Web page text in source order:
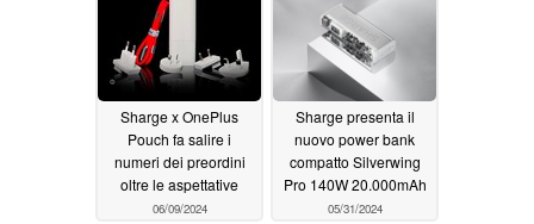
Sharge x OnePlus
Pouch fa salire i
numeri dei preordini
oltre le aspettative
06/09/2024
Sharge presenta il
nuovo power bank
compatto Silverwing
Pro 140W 20.000mAh
05/31/2024